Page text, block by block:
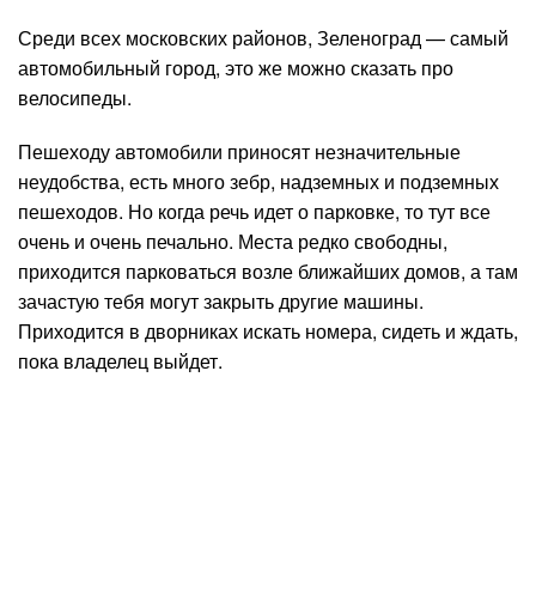
Среди всех московских районов, Зеленоград — самый
автомобильный город, это же можно сказать про
велосипеды.
Пешеходу автомобили приносят незначительные
неудобства, есть много зебр, надземных и подземных
пешеходов. Но когда речь идет о парковке, то тут все
очень и очень печально. Места редко свободны,
приходится парковаться возле ближайших домов, а там
зачастую тебя могут закрыть другие машины.
Приходится в дворниках искать номера, сидеть и ждать,
пока владелец выйдет.